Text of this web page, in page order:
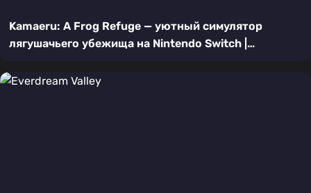
Kamaeru: A Frog Refuge — уютный симулятор
лягушачьего убежища на Nintendo Switch |